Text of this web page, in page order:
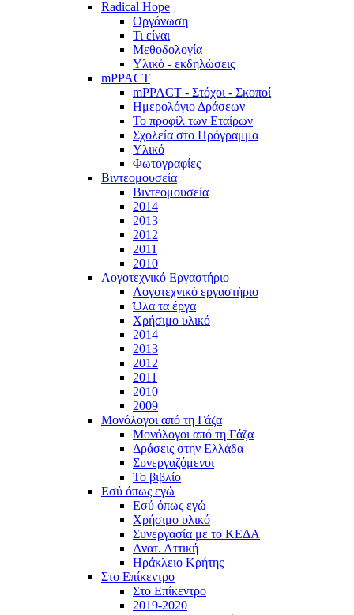
Radical Hope
Οργάνωση
Τι είναι
Μεθοδολογία
Υλικό - εκδηλώσεις
mPPACT
mPPACT - Στόχοι - Σκοποί
Ημερολόγιο Δράσεων
Το προφίλ των Εταίρων
Σχολεία στο Πρόγραμμα
Υλικό
Φωτογραφίες
Βιντεομουσεία
Βιντεομουσεία
2014
2013
2012
2011
2010
Λογοτεχνικό Εργαστήριο
Λογοτεχνικό εργαστήριο
Όλα τα έργα
Χρήσιμο υλικό
2014
2013
2012
2011
2010
2009
Μονόλογοι από τη Γάζα
Μονόλογοι από τη Γάζα
Δράσεις στην Ελλάδα
Συνεργαζόμενοι
To βιβλίο
Εσύ όπως εγώ
Εσύ όπως εγώ
Χρήσιμο υλικό
Συνεργασία με το ΚΕΔΑ
Ανατ. Αττική
Ηράκλειο Κρήτης
Στο Επίκεντρο
Στο Επίκεντρο
2019-2020